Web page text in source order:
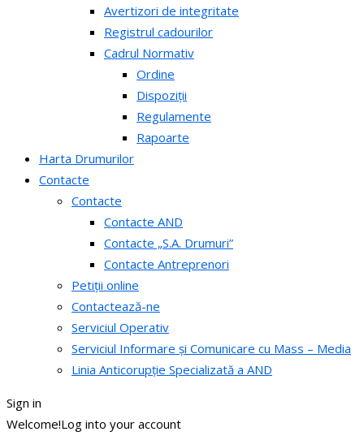
Avertizori de integritate
Registrul cadourilor
Cadrul Normativ
Ordine
Dispoziții
Regulamente
Rapoarte
Harta Drumurilor
Contacte
Contacte
Contacte AND
Contacte „S.A. Drumuri”
Contacte Antreprenori
Petiții online
Contactează-ne
Serviciul Operativ
Serviciul Informare și Comunicare cu Mass – Media
Linia Anticorupție Specializată a AND
Sign in
Welcome!Log into your account